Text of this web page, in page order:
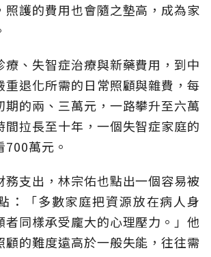
照護的費用也會隨之墊高，成為家
療、失智症治療與新藥費用，到中
重退化所需的日常照顧與雜費，每
期的兩、三萬元，一路攀升至六萬
間拉長至十年，一個失智症家庭的
萬元。
務支出，林宗佑也點出一個容易被
：「多數家庭把資源放在病人身
者同樣承受龐大的心理壓力。」他
顧的難度遠高於一般失能，往往需